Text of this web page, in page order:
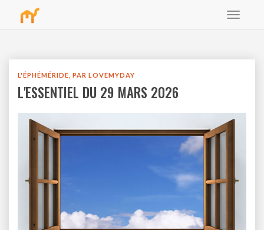
Toggle
L'ÉPHÉMÉRIDE, PAR LOVEMYDAY
L'ESSENTIEL DU 29 MARS 2026